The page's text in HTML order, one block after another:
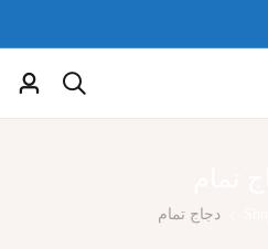
دجاج تمام